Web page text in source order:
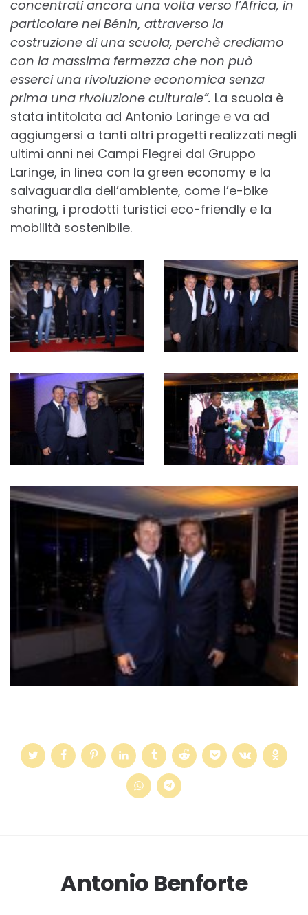
concentrati ancora una volta verso l’Africa, in
particolare nel Bénin, attraverso la
costruzione di una scuola, perchè crediamo
con la massima fermezza che non può
esserci una rivoluzione economica senza
prima una rivoluzione culturale”. La scuola è
stata intitolata ad Antonio Laringe e va ad
aggiungersi a tanti altri progetti realizzati negli
ultimi anni nei Campi Flegrei dal Gruppo
Laringe, in linea con la green economy e la
salvaguardia dell’ambiente, come l’e-bike
sharing, i prodotti turistici eco-friendly e la
mobilità sostenibile.
Antonio Benforte